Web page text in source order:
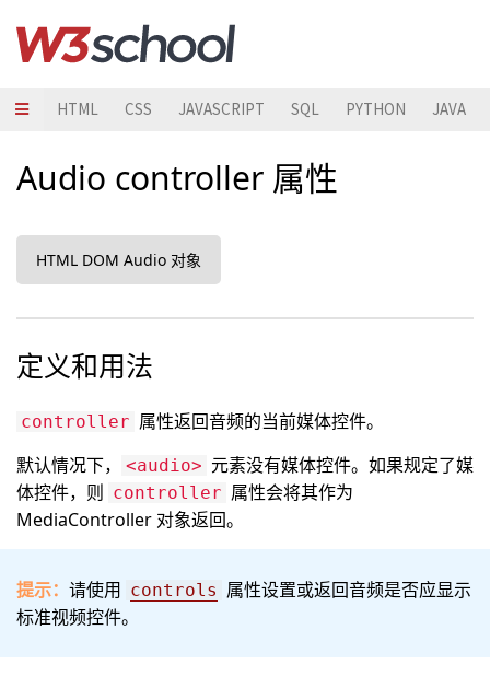
HTML CSS JAVASCRIPT SQL PYTHON JAVA
Audio controller 属性
HTML DOM Audio 对象
定义和用法
controller 属性返回音频的当前媒体控件。
默认情况下，
<audio> 元素没有媒体控件。如果规定了媒
体控件，则 controller 属性会将其作为
MediaController 对象返回。
提示： 请使用 controls 属性设置或返回音频是否应显示
标准视频控件。